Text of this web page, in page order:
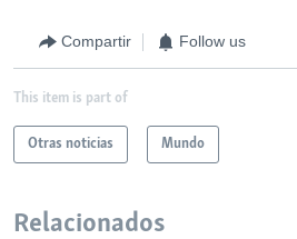
Compartir Follow us
This item is part of
Otras noticias Mundo
Relacionados